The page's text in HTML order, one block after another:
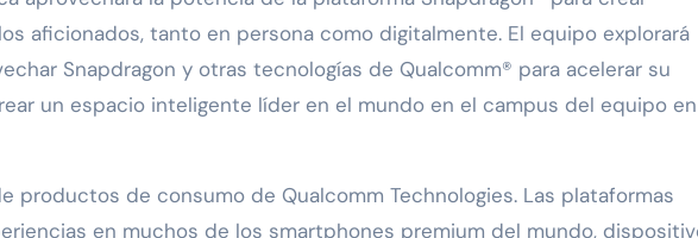
aficionados, tanto en persona como digitalmente. El equipo explorará
Snapdragon y otras tecnologías de Qualcomm® para acelerar su
un espacio inteligente líder en el mundo en el campus del equipo
productos de consumo de Qualcomm Technologies. Las plataformas
en muchos de los smartphones premium del mundo,